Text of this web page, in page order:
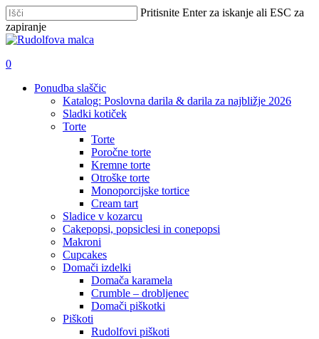
Skip
to
main
Pritisnite Enter za iskanje ali ESC za
zapiranje
Zapri
išči
account
0
Ponudba slaščic
Katalog: Poslovna darila & darila za najbližje 2026
Sladki kotiček
Torte
Torte
Poročne torte
Kremne torte
Otroške torte
Monoporcijske tortice
Cream tart
Sladice v kozarcu
Cakepopsi, popsiclesi in conepopsi
Makroni
Cupcakes
Domači izdelki
Domača karamela
Crumble – drobljenec
Domači piškotki
Piškoti
Rudolfovi piškoti